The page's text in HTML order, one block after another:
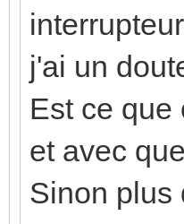
j'ai un
Est ce que
et avec
Sinon plus